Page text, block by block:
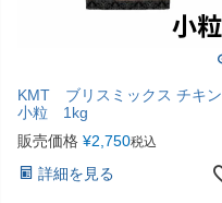
KMT ブリスミックス チキン
小粒 1kg
販売価格 ¥2,750税込
詳細を見る